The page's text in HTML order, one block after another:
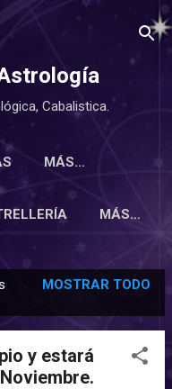
Cabalistica.
MÁS…
MÁS…
MOSTRAR TODO
y estará